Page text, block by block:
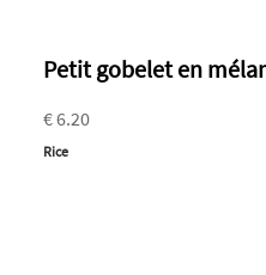
Petit gobelet en
€ 6.20
Rice